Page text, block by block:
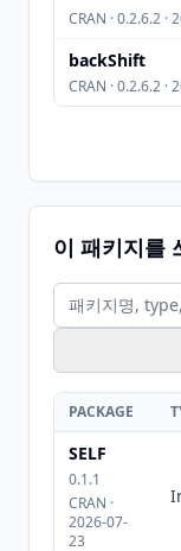
CRAN · 0.2.6.2 ·
backShift
CRAN · 0.2.6.2 ·
이 패키지를
PACKAGE
SELF
0.1.1
CRAN ·
2026-07-
23